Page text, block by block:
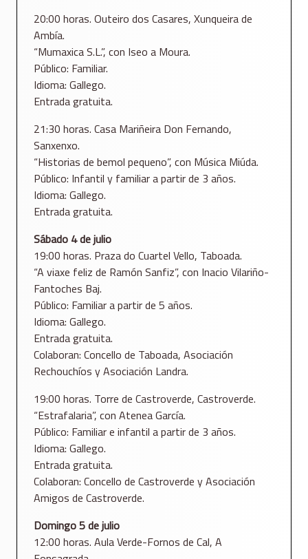
20:00 horas. Outeiro dos Casares, Xunqueira de
Ambía.
“Mumaxica S.L.”, con Iseo a Moura.
Público: Familiar.
Idioma: Gallego.
Entrada gratuita.
21:30 horas. Casa Mariñeira Don Fernando,
Sanxenxo.
“Historias de bemol pequeno”, con Música Miúda.
Público: Infantil y familiar a partir de 3 años.
Idioma: Gallego.
Entrada gratuita.
Sábado 4 de julio
19:00 horas. Praza do Cuartel Vello, Taboada.
“A viaxe feliz de Ramón Sanfiz”, con Inacio Vilariño-
Fantoches Baj.
Público: Familiar a partir de 5 años.
Idioma: Gallego.
Entrada gratuita.
Colaboran: Concello de Taboada, Asociación
Rechouchíos y Asociación Landra.
19:00 horas. Torre de Castroverde, Castroverde.
“Estrafalaria”, con Atenea García.
Público: Familiar e infantil a partir de 3 años.
Idioma: Gallego.
Entrada gratuita.
Colaboran: Concello de Castroverde y Asociación
Amigos de Castroverde.
Domingo 5 de julio
12:00 horas. Aula Verde-Fornos de Cal, A